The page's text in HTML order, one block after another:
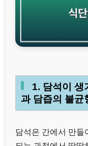
1. 담석이 생
과 담즙의 불균
담석은 간에서 만들